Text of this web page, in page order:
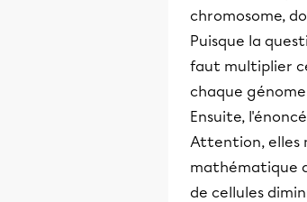
chromosome,
Puisque la
faut multiplier
chaque
Ensuite,
Attention, elles
mathématique
de cellules